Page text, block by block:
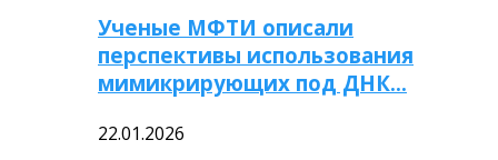
Ученые МФТИ описали
перспективы использования
мимикрирующих под ДНК…
22.01.2026